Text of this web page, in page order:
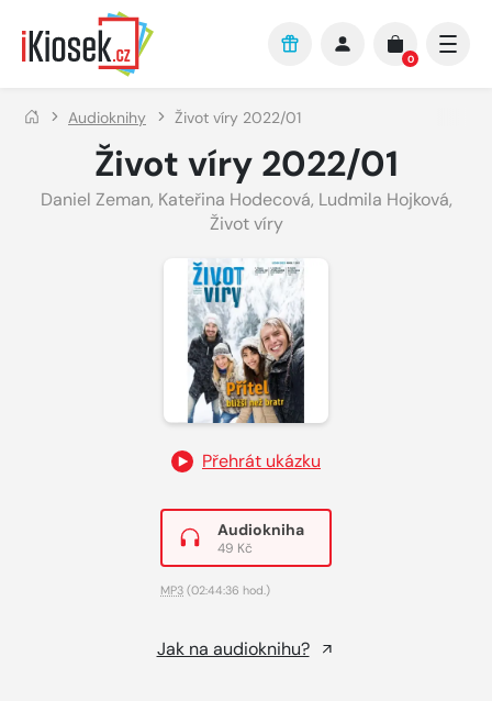
Přejít na hlavní obsah
0
Audioknihy Život víry 2022/01
Život víry 2022/01
Daniel Zeman, Kateřina Hodecová, Ludmila Hojková,
Život víry
Přehrát ukázku
Audiokniha
49 Kč
MP3 (02:44:36 hod.)
Jak na audioknihu?